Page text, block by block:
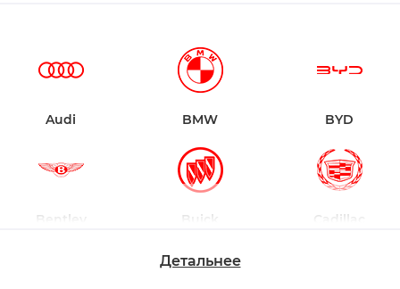
Audi BMW BYD
Bentley Buick Cadillac
Детальнее